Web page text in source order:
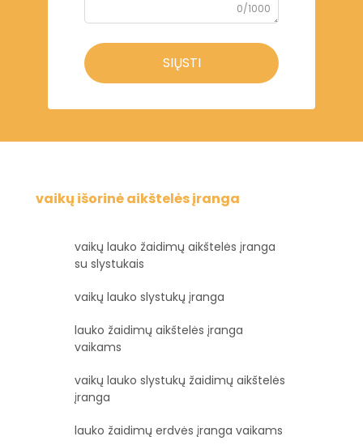
0/1000
SIŲSTI
vaikų išorinė aikštelės įranga
vaikų lauko žaidimų aikštelės įranga
su slystukais
vaikų lauko slystukų įranga
lauko žaidimų aikštelės įranga
vaikams
vaikų lauko slystukų žaidimų aikštelės
įranga
lauko žaidimų erdvės įranga vaikams